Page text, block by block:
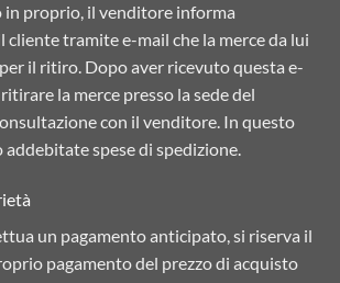
in proprio, il venditore informa
tramite e-mail che la merce da lui
il ritiro. Dopo aver ricevuto questa e-
la merce presso la sede del
con il venditore. In questo
addebitate spese di spedizione.
un pagamento anticipato, si riserva il
pagamento del prezzo di acquisto